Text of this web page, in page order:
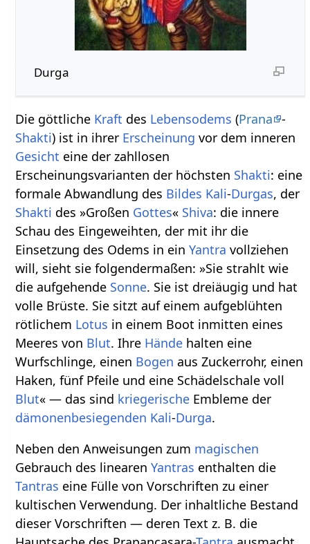
Durga
Die göttliche Kraft des Lebensodems (Prana -
Shakti) ist in ihrer Erscheinung vor dem inneren
Gesicht eine der zahllosen
Erscheinungsvarianten der höchsten Shakti: eine
formale Abwandlung des Bildes Kali-Durgas, der
Shakti des »Großen Gottes« Shiva: die innere
Schau des Eingeweihten, der mit ihr die
Einsetzung des Odems in einYantra vollziehen
will, sieht sie folgendermaßen: »Sie strahlt wie
die aufgehende Sonne. Sie ist dreiäugig und hat
volle Brüste. Sie sitzt auf einem aufgeblühten
rötlichem Lotus in einem Boot inmitten eines
Meeres von Blut. Ihre Hände halten eine
Wurfschlinge, einen Bogen aus Zuckerrohr, einen
Haken, fünf Pfeile und eine Schädelschale voll
Blut« — das sind kriegerische Embleme der
dämonenbesiegenden Kali-Durga.
Neben den Anweisungen zum magischen
Gebrauch des linearenYantras enthalten die
Tantras eine Fülle von Vorschriften zu einer
kultischen Verwendung. Der inhaltliche Bestand
dieser Vorschriften — deren Text z. B. die